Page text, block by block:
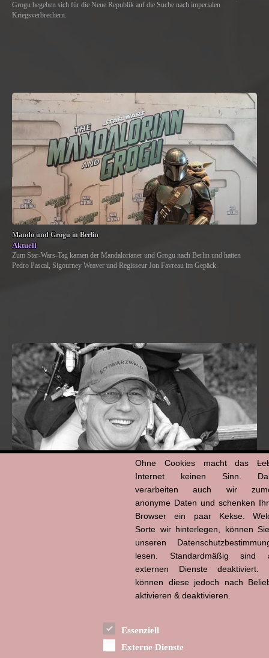
Grogu begeben sich für die Neue Republik auf die Suche nach imperialen
Kriegsverbrechern.
Mando und Grogu in Berlin
Aktuell
Zum Star-Wars-Tag kamen der Mandalorianer und Grogu nach Berlin und hatten
Pedro Pascal, Sigourney Weaver und Regisseur Jon Favreau im Gepäck.
Ohne Cookies macht das
Internet keinen Sinn.
verarbeiten auch wir
anonyme Daten und schenken
Browser ein paar Kekse.
Sorte wir hinterlegen, können
unseren
lesen. Standardmäßig sind
externen Dienste deaktiviert.
können diese jedoch nach
aktivieren & deaktivieren.
Essenziell
Externe Dienste